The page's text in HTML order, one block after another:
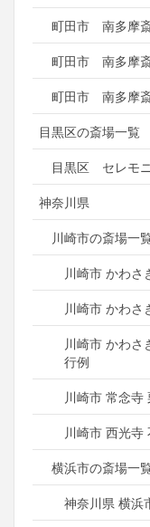
町田市 南多摩
町田市 南多摩
町田市 南多摩
目黒区の斎場一覧
目黒区 セレモ
神奈川県
川崎市の斎場一
川崎市 かわ
川崎市 かわさ
川崎市 かわ
行例
川崎市 常念寺
川崎市 西光寺
横浜市の斎場一
神奈川県 横浜